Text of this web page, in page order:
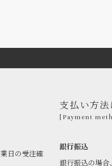
日の受注確
支払い方法
[Payment
銀行振込
銀行振込の場合